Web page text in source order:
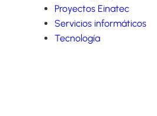
Proyectos Einatec
Servicios informáticos
Tecnología